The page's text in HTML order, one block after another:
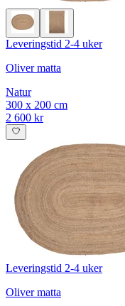
Leveringstid 2-4 uker
Oliver matta
Natur
300 x 200 cm
2 600 kr
Leveringstid 2-4 uker
Oliver matta